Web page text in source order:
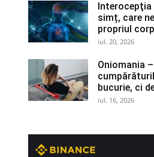
simț, care
propriul
iul. 20, 2026
Oniomania
bucurie, ci
iul. 16, 2026